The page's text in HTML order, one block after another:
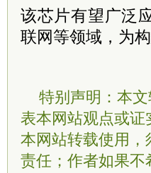
该芯片有望广泛
联网等领域，为
特别声明：本
表本网站观点或
本网站转载使用，
责任；作者如果